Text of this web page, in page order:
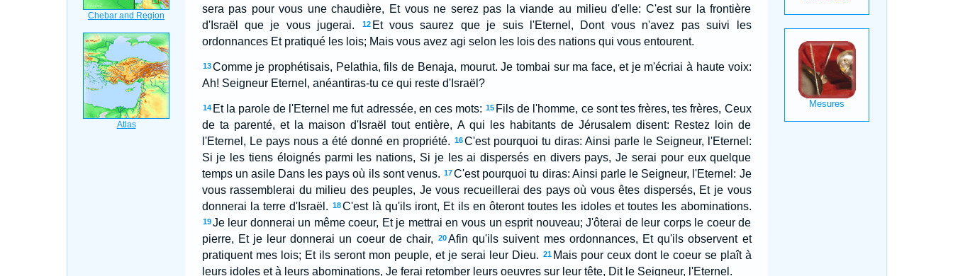
sera pas pour vous une chaudière, Et vous ne serez pas la viande au milieu d'elle: C'est sur la frontière
d'Israël que je vous jugerai.
12 Et vous saurez que je suis l'Eternel, Dont vous n'avez pas suivi les
ordonnances Et pratiqué les lois; Mais vous avez agi selon les lois des nations qui vous entourent.
13 Comme je prophétisais, Pelathia, fils de Benaja, mourut. Je tombai sur ma face, et je m'écriai à haute voix:
Ah! Seigneur Eternel, anéantiras-tu ce qui reste d'Israël?
14 Et la parole de l'Eternel me fut adressée, en ces mots: 15 Fils de l'homme, ce sont tes frères, tes frères, Ceux
de ta parenté, et la maison d'Israël tout entière, A qui les habitants de Jérusalem disent: Restez loin de
l'Eternel, Le pays nous a été donné en propriété. 16 C'est pourquoi tu diras: Ainsi parle le Seigneur, l'Eternel:
Si je les tiens éloignés parmi les nations, Si je les ai dispersés en divers pays, Je serai pour eux quelque
temps un asile Dans les pays où ils sont venus. 17C'est pourquoi tu diras: Ainsi parle le Seigneur, l'Eternel: Je
vous rassemblerai du milieu des peuples, Je vous recueillerai des pays où vous êtes dispersés, Et je vous
donnerai la terre d'Israël.
18 C'est là qu'ils iront, Et ils en ôteront toutes les idoles et toutes les abominations.
19 Je leur donnerai un même coeur, Et je mettrai en vous un esprit nouveau; J'ôterai de leur corps le coeur de
pierre, Et je leur donnerai un coeur de chair,
20Afin qu'ils suivent mes ordonnances, Et qu'ils observent et
pratiquent mes lois; Et ils seront mon peuple, et je serai leur Dieu. 21 Mais pour ceux dont le coeur se plaît à
leurs idoles et à leurs abominations, Je ferai retomber leurs oeuvres sur leur tête, Dit le Seigneur, l'Eternel.